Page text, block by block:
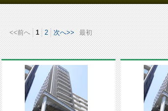
<<前へ 1 2 次へ>> 最初